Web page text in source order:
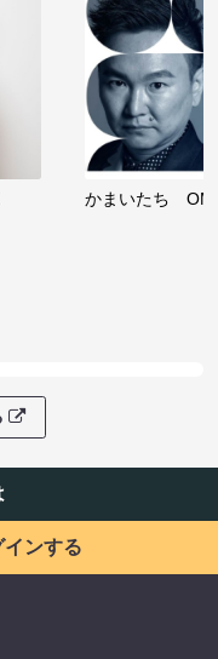
かまいたち
ンする